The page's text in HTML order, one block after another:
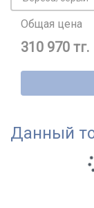
Общая цена
310 970 тг.
Данный